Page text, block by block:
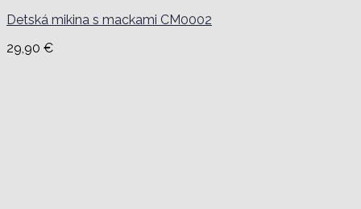
Detská mikina s mackami CM0002
29,90 €